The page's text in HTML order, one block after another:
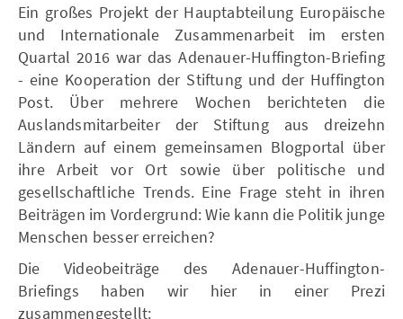
Ein großes Projekt der Hauptabteilung Europäische
und Internationale Zusammenarbeit im ersten
Quartal 2016 war das Adenauer-Huffington-Briefing
- eine Kooperation der Stiftung und der Huffington
Post. Über mehrere Wochen berichteten die
Auslandsmitarbeiter der Stiftung aus dreizehn
Ländern auf einem gemeinsamen Blogportal über
ihre Arbeit vor Ort sowie über politische und
gesellschaftliche Trends. Eine Frage steht in ihren
Beiträgen im Vordergrund: Wie kann die Politik junge
Menschen besser erreichen?
Die Videobeiträge des Adenauer-Huffington-
Briefings haben wir hier in einer Prezi
zusammengestellt: